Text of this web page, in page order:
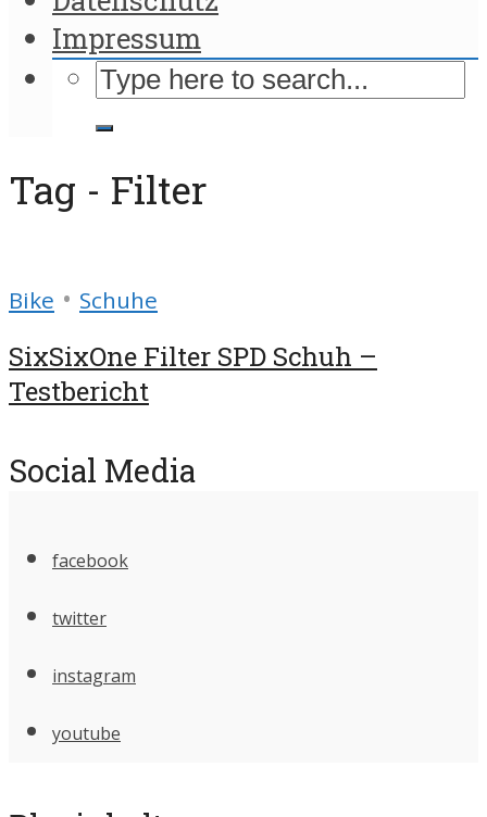
Impressum
Tag - Filter
Bike • Schuhe
SixSixOne Filter SPD Schuh –
Testbericht
Social Media
facebook
twitter
instagram
youtube